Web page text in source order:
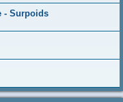
- Surpoids